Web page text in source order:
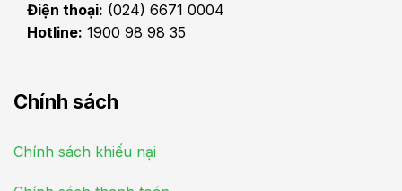
Điện thoại: (024) 6671 0004
Hotline: 1900 98 98 35
Chính sách
Chính sách khiếu nại